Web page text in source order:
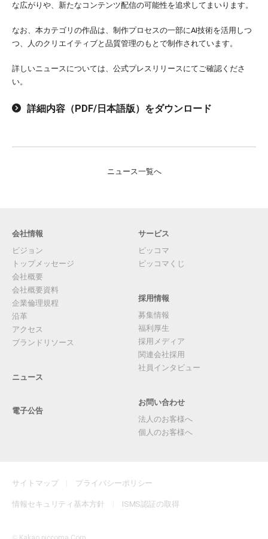
な広がりや、新たなコンテンツ配信の可能性を追求してまいります。
なお、本カテゴリの作品は、制作プロセスの一部にAI技術を活用しつ
つ、人のクリエイティブと品質管理のもとで制作されています。
詳しいニュースについては、公式プレスリリースにてご確認くださ
い。
詳細内容（PDF/日本語版）をダウンロード
ニュース一覧へ
会社情報
ビジョン
トップメッセージ
会社概要
会社概要資料
企業倫理規程
沿革
アクセス
ブランドリソース
ニュース
電子公告
サービス
ピッコマ
ピッコマくじ
採用情報
募集情報
福利厚生
採用メディア
関連会社採用
社員インタビュー
お問い合わせ
法人のお客様へ
個人のお客様へ
サイトマップ プライバシーポリシー
情報セキュリティ基本方針 ISMS認証の取得